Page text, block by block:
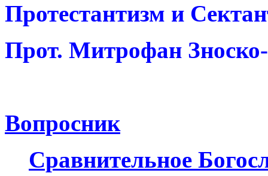
Протестантизм и
Прот. Митрофан
Вопросник
Сравнительное